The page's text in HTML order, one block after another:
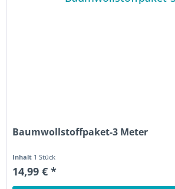
Baumwollstoffpaket-3 Meter
Inhalt 1 Stück
14,99 € *